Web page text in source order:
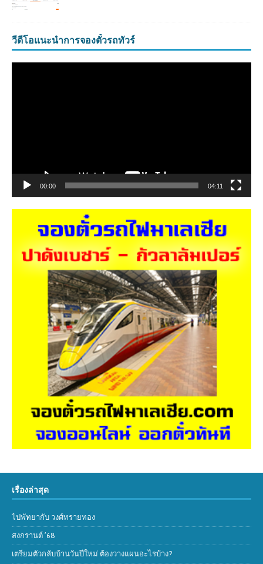
วีดีโอแนะนำการจองตั๋วรถทัวร์
00:00 04:11
เรื่องล่าสุด
ไปพัทยากับ วงศ์ทรายทอง
สงกรานต์ ’68
เตรียมตัวกลับบ้านวันปีใหม่ ต้องวางแผนอะไรบ้าง?